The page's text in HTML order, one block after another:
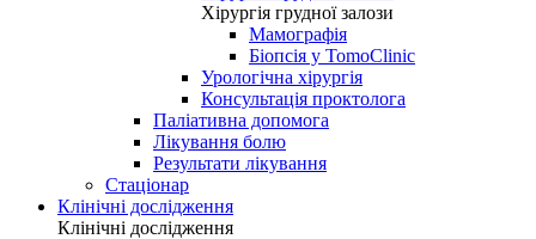
Хірургія грудної залози
Мамографія
Біопсія у TomoClinic
Урологічна хірургія
Консультація проктолога
Паліативна допомога
Лікування болю
Результати лікування
Стаціонар
Клінічні дослідження
Клінічні дослідження